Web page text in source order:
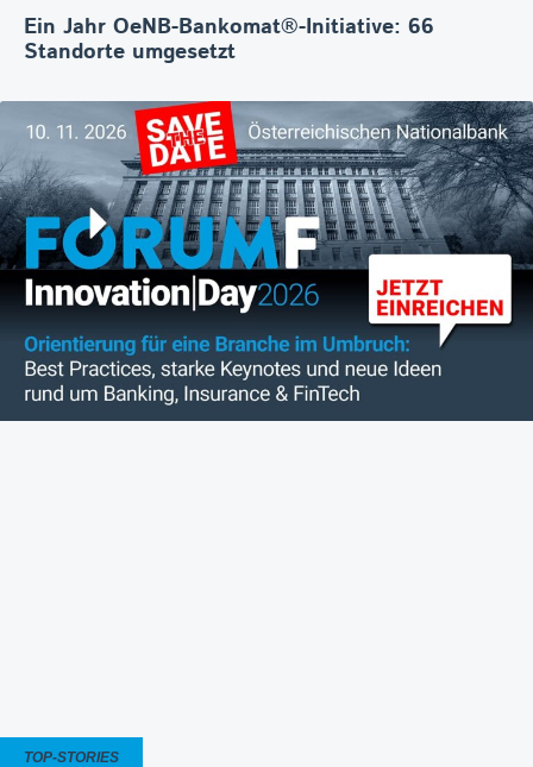
Ein Jahr OeNB-Bankomat®-Initiative: 66
Standorte umgesetzt
TOP-STORIES